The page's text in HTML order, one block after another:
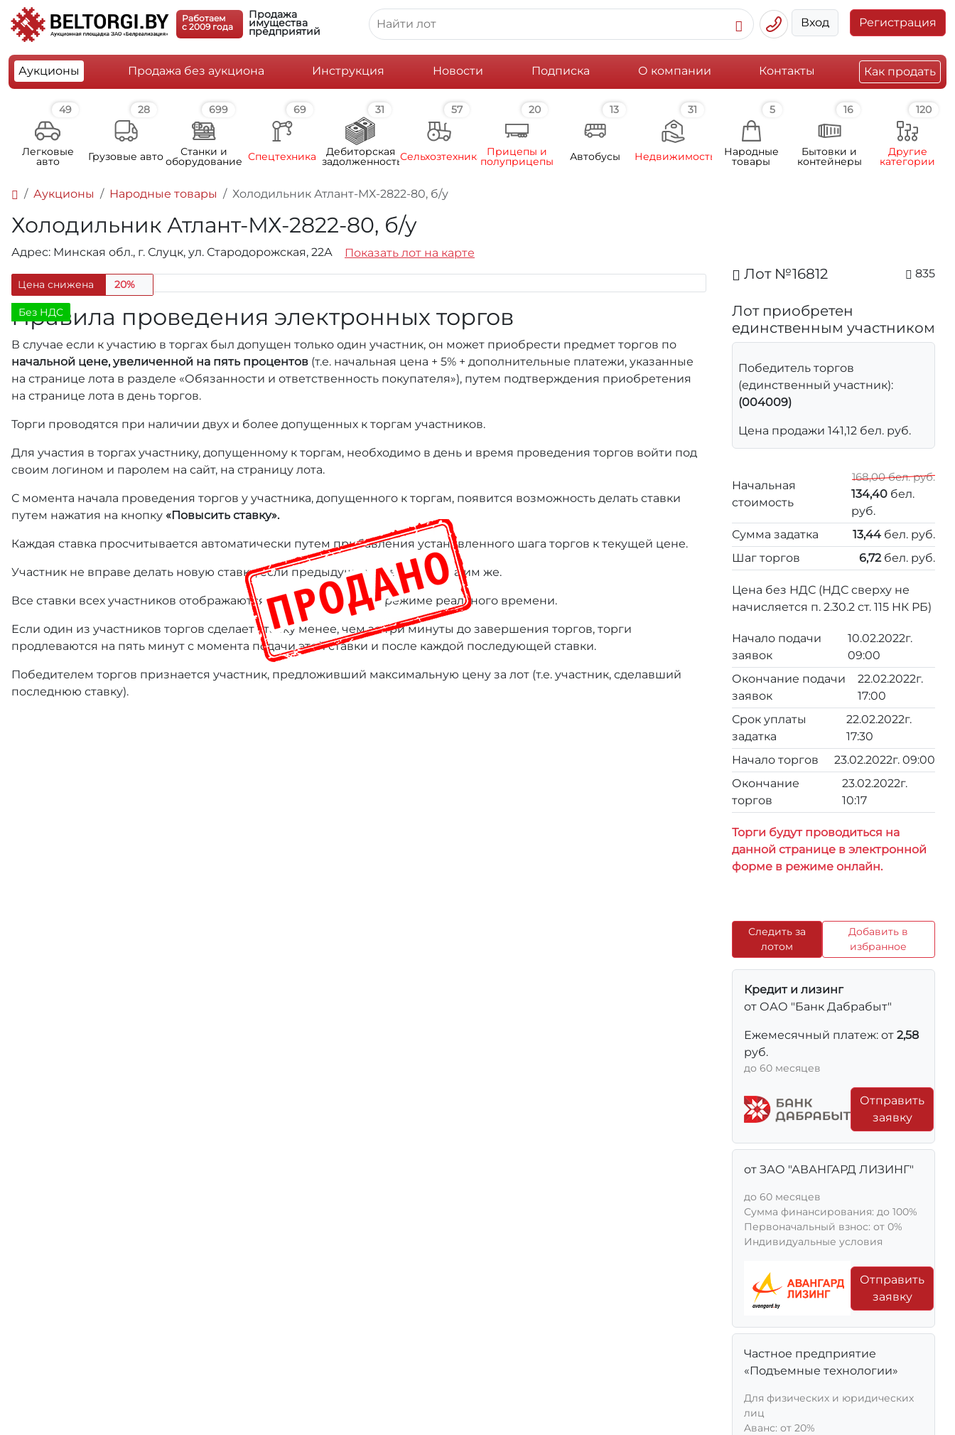
Работаем
c 2009 года
Продажа
имущества
предприятий
Вход Регистрация
Аукционы Продажа без аукциона Инструкция Новости Подписка О компании Контакты Как продать
49
Легковые
авто
28
Грузовые авто
699
Станки и
оборудование
69
Спецтехника
31
Дебиторская
задолженность
57
Сельхозтехника
20
Прицепы и
полуприцепы
13
Автобусы
31
Недвижимость
5
Народные
товары
16
Бытовки и
контейнеры
120
Другие
категории
Аукционы Народные товары Холодильник Атлант-МХ-2822-80, б/у
Холодильник Атлант-МХ-2822-80, б/у
Адрес: Минская обл., г. Слуцк, ул. Стародорожская, 22А Показать лот на карте
Цена снижена 20%
Без НДС
Правила проведения электронных торгов
В случае если к участию в торгах был допущен только один участник, он может приобрести предмет торгов по
начальной цене, увеличенной на пять процентов (т.е. начальная цена + 5% + дополнительные платежи, указанные
на странице лота в разделе «Обязанности и ответственность покупателя»), путем подтверждения приобретения
на странице лота в день торгов.
Торги проводятся при наличии двух и более допущенных к торгам участников.
Для участия в торгах участнику, допущенному к торгам, необходимо в день и время проведения торгов войти под
своим логином и паролем на сайт, на страницу лота.
С момента начала проведения торгов у участника, допущенного к торгам, появится возможность делать ставки
путем нажатия на кнопку «Повысить ставку».
Каждая ставка просчитывается автоматически путем прибавления установленного шага торгов к текущей цене.
Участник не вправе делать новую ставку, если предыдущая ставка сделана им же.
Все ставки всех участников отображаются на странице лота в режиме реального времени.
Если один из участников торгов сделает ставку менее, чем за три минуты до завершения торгов, торги
продлеваются на пять минут с момента подачи этой ставки и после каждой последующей ставки.
Победителем торгов признается участник, предложивший максимальную цену за лот (т.е. участник, сделавший
последнюю ставку).
Лот №16812 835
Лот приобретен
единственным участником
Победитель торгов
(единственный участник):
(004009)
Цена продажи 141,12 бел. руб.
Начальная
стоимость
168,00 бел. руб.
134,40 бел.
руб.
Сумма задатка
13,44 бел. руб.
Шаг торгов
6,72бел. руб.
Цена без НДС (НДС сверху не
начисляется п. 2.30.2 ст. 115 НК РБ)
Начало подачи
заявок
10.02.2022г.
09:00
Окончание подачи
заявок
22.02.2022г.
17:00
Срок уплаты
задатка
22.02.2022г.
17:30
Начало торгов
23.02.2022г. 09:00
Окончание
торгов
23.02.2022г.
10:17
Торги будут проводиться на
данной странице в электронной
форме в режиме онлайн.
Следить за
лотом
Добавить в
избранное
Кредит и лизинг
от ОАО "Банк Дабрабыт"
Ежемесячный платеж: от 2,58
руб.
до 60 месяцев
Отправить
заявку
от ЗАО "АВАНГАРД ЛИЗИНГ"
до 60 месяцев
Сумма финансирования: до 100%
Первоначальный взнос: от 0%
Индивидуальные условия
Отправить
заявку
Частное предприятие
«Подъемные технологии»
Для физических и юридических
лиц
Aванс: от 20%